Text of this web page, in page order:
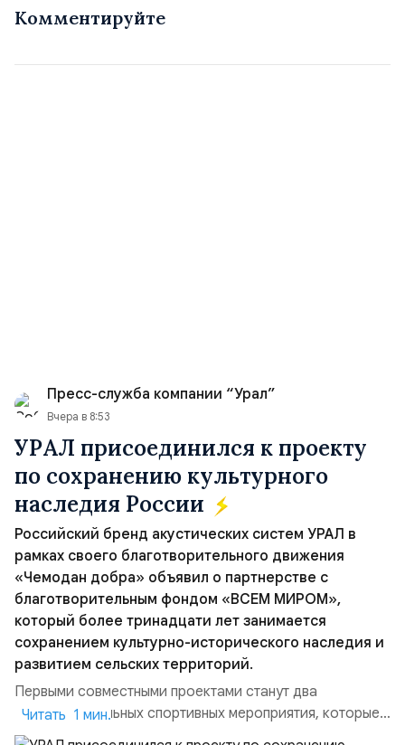
Комментируйте
Пресс-служба компании “Урал”
Вчера в 8:53
УРАЛ присоединился к проекту
по сохранению культурного
наследия России
Российский бренд акустических систем УРАЛ в
рамках своего благотворительного движения
«Чемодан добра» объявил о партнерстве с
благотворительным фондом «ВСЕМ МИРОМ»,
который более тринадцати лет занимается
сохранением культурно-исторического наследия и
развитием сельских территорий.
Первыми совместными проектами станут два
благотворительных спортивных мероприятия, которые
пройдут в августе в Ивановской области и объединят
Читать 1 мин.